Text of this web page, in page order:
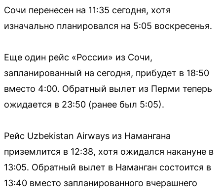
Сочи перенесен на 11:35 сегодня, хотя
изначально планировался на 5:05 воскресенья.
Еще один рейс «России» из Сочи,
запланированный на сегодня, прибудет в 18:50
вместо 4:00. Обратный вылет из Перми теперь
ожидается в 23:50 (ранее был 5:05).
Рейс Uzbekistan Airways из Намангана
приземлится в 12:38, хотя ожидался накануне в
13:05. Обратный вылет в Наманган состоится в
13:40 вместо запланированного вчерашнего